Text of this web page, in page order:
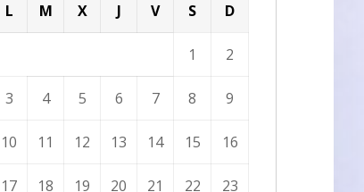
L M X J V S D
1 2
3 4 5 6 7 8 9
10 11 12 13 14 15 16
17 18 19 20 21 22 23